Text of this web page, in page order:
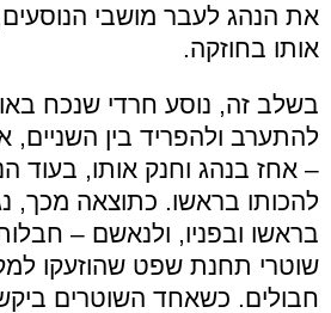
את הנהג לעבר מושבי
אותו בחוזקה.
בשלב זה, נוסע חרדי שנכח
להתערב ולהפריד בין
– אחז בנהג וחנק אותו, בעוד
להכותו בראשו. כתוצאה מכך,
בראשו ובפניו, ולנאשם –
שוטרי תחנת שפט שהוזעקו
חבולים. כשאחד השוטרים